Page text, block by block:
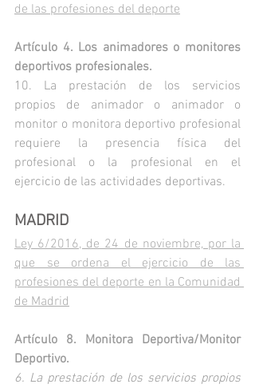
de las profesiones del deporte
Artículo 4. Los animadores o monitores
deportivos profesionales.
10. La prestación de los servicios
propios de animador o animador o
monitor o monitora deportivo profesional
requiere la presencia física del
profesional o la profesional en el
ejercicio de las actividades deportivas.
MADRID
Ley 6/2016, de 24 de noviembre, por la
que se ordena el ejercicio de las
profesiones del deporte en la Comunidad
de Madrid
Artículo 8. Monitora Deportiva/Monitor
Deportivo.
6. La prestación de los servicios propios